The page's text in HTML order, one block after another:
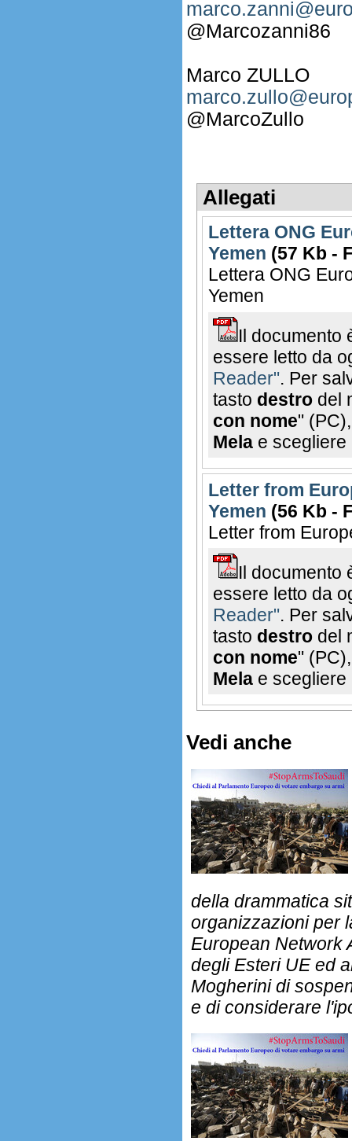
@Marcozanni86
Marco ZULLO
@MarcoZullo
Allegati
Lettera ONG
Yemen (57 Kb -
Lettera ONG
Yemen
Il documento
essere letto da
Reader". Per
tasto destrodel
con nome"
Melae scegliere
Letter from
Yemen (56 Kb -
Letter from
Il documento
essere letto da
Reader". Per
tasto destrodel
con nome"
Melae scegliere
Vedi anche
della drammatica
organizzazioni per
European Network
degli Esteri UE ed
Mogherini di
e di considerare